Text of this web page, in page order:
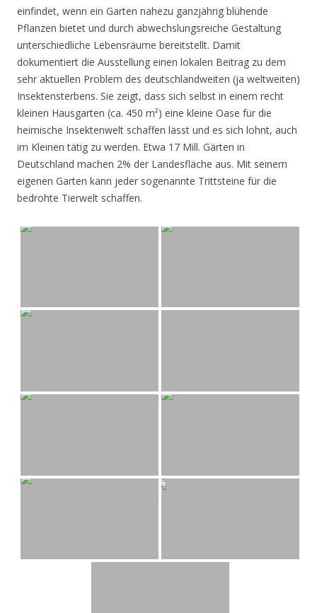
einfindet, wenn ein Garten nahezu ganzjährig blühende
Pflanzen bietet und durch abwechslungsreiche Gestaltung
unterschiedliche Lebensräume bereitstellt. Damit
dokumentiert die Ausstellung einen lokalen Beitrag zu dem
sehr aktuellen Problem des deutschlandweiten (ja weltweiten)
Insektensterbens. Sie zeigt, dass sich selbst in einem recht
kleinen Hausgarten (ca. 450 m²) eine kleine Oase für die
heimische Insektenwelt schaffen lässt und es sich lohnt, auch
im Kleinen tätig zu werden. Etwa 17 Mill. Gärten in
Deutschland machen 2% der Landesfläche aus. Mit seinem
eigenen Garten kann jeder sogenannte Trittsteine für die
bedrohte Tierwelt schaffen.